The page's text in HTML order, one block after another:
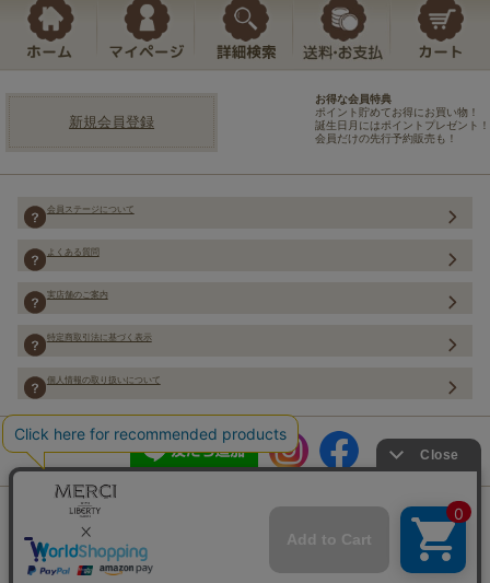
新規会員登録
お得な会員特典
ポイント貯めてお得にお買い物！
誕生日月にはポイントプレゼント！
会員だけの先行予約販売も！
会員ステージについて
よくある質問
実店舗のご案内
特定商取引法に基づく表示
個人情報の取り扱いについて
Copyright (C) Merci Co.,Ltd. ALL rights reserved.